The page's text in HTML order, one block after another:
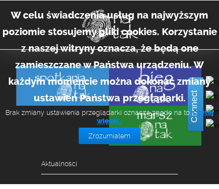
Aktualności
Connect
W celu świadczenia usług na najwyższym
poziomie stosujemy pliki cookies. Korzystanie
z naszej witryny oznacza, że będą one
zamieszczane w Państwa urządzeniu. W
każdym momencie można dokonać zmiany
ustawień Państwa przeglądarki.
Brak zmiany ustawienia przeglądarki oznacza zgodę na to.Czytaj
więcej…
Zrozumiałem